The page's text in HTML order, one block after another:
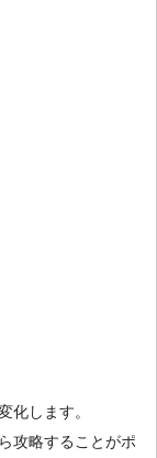
化します。
攻略することがポ